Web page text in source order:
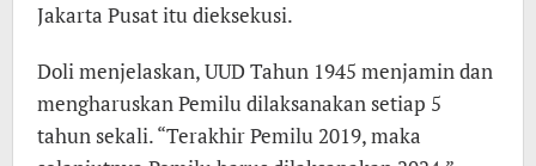
Jakarta Pusat itu dieksekusi.
Doli menjelaskan, UUD Tahun 1945 menjamin dan
mengharuskan Pemilu dilaksanakan setiap 5
tahun sekali. “Terakhir Pemilu 2019, maka